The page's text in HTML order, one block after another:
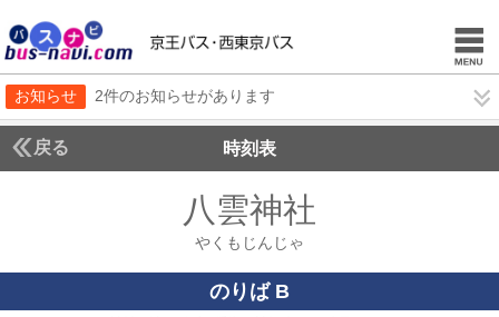
お知らせ 2件のお知らせがあります
戻る 時刻表
八雲神社
やくもじんじゃ
のりば B